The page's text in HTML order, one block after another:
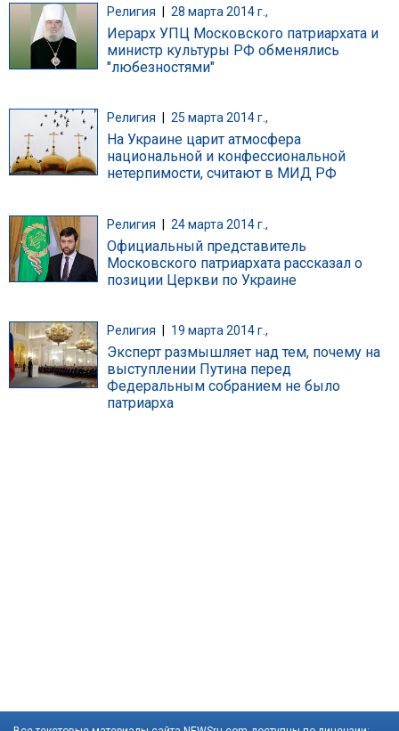
Религия 28 марта 2014 г.,
Иерарх УПЦ Московского патриархата и
министр культуры РФ обменялись
"любезностями"
Религия 25 марта 2014 г.,
На Украине царит атмосфера
национальной и конфессиональной
нетерпимости, считают в МИД РФ
Религия | 24 марта 2014 г.,
Официальный представитель
Московского патриархата рассказал о
позиции Церкви по Украине
Религия 19 марта 2014 г.,
Эксперт размышляет над тем, почему на
выступлении Путина перед
Федеральным собранием не было
патриарха